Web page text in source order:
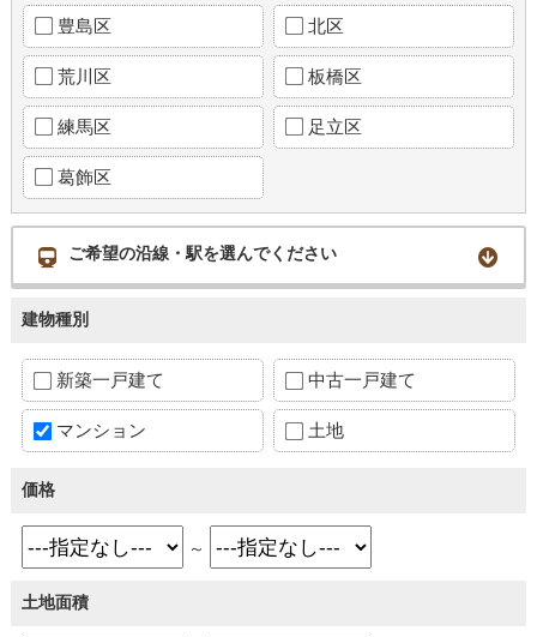
豊島区 北区
荒川区 板橋区
練馬区 足立区
葛飾区
ご希望の沿線・駅を選んでください
建物種別
新築一戸建て 中古一戸建て
マンション 土地
価格
～
土地面積